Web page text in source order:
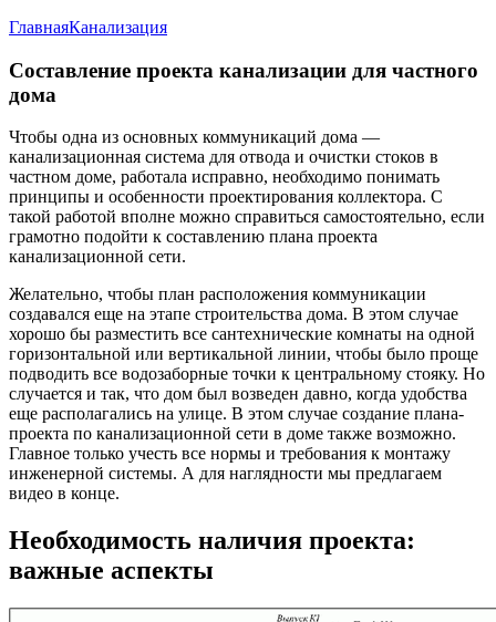
ГлавнаяКанализация
Составление проекта канализации для частного
дома
Чтобы одна из основных коммуникаций дома —
канализационная система для отвода и очистки стоков в
частном доме, работала исправно, необходимо понимать
принципы и особенности проектирования коллектора. С
такой работой вполне можно справиться самостоятельно, если
грамотно подойти к составлению плана проекта
канализационной сети.
Желательно, чтобы план расположения коммуникации
создавался еще на этапе строительства дома. В этом случае
хорошо бы разместить все сантехнические комнаты на одной
горизонтальной или вертикальной линии, чтобы было проще
подводить все водозаборные точки к центральному стояку. Но
случается и так, что дом был возведен давно, когда удобства
еще располагались на улице. В этом случае создание плана-
проекта по канализационной сети в доме также возможно.
Главное только учесть все нормы и требования к монтажу
инженерной системы. А для наглядности мы предлагаем
видео в конце.
Необходимость наличия проекта:
важные аспекты